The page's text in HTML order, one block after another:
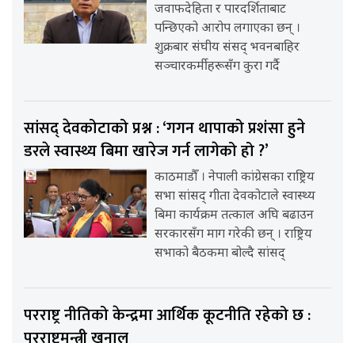
जवाफदेहिता र पारदर्शिताबाट
पन्छिएको आरोप लगाएका छन् ।
शुक्रबार संघीय संसद् भवनबाहिर
सञ्चारकर्मीहरूसँग कुरा गर्दै
सांसद् देवकोटाको प्रश्न : ‘गगन थापाको प्रशंसा हुने
डरले स्वास्थ्य बिमा खारेज गर्न लागेको हो ?’
काठमाडौँ । नेपाली कांग्रेसका राष्ट्रिय
सभा सांसद् गीता देवकोटाले स्वास्थ्य
बिमा कार्यक्रम तत्काल अघि बढाउन
सरकारसँग माग गरेकी छन् । राष्ट्रिय
सभाको बैठकमा बोल्दै सांसद्
परराष्ट्र नीतिको केन्द्रमा आर्थिक कूटनीति रहेको छ :